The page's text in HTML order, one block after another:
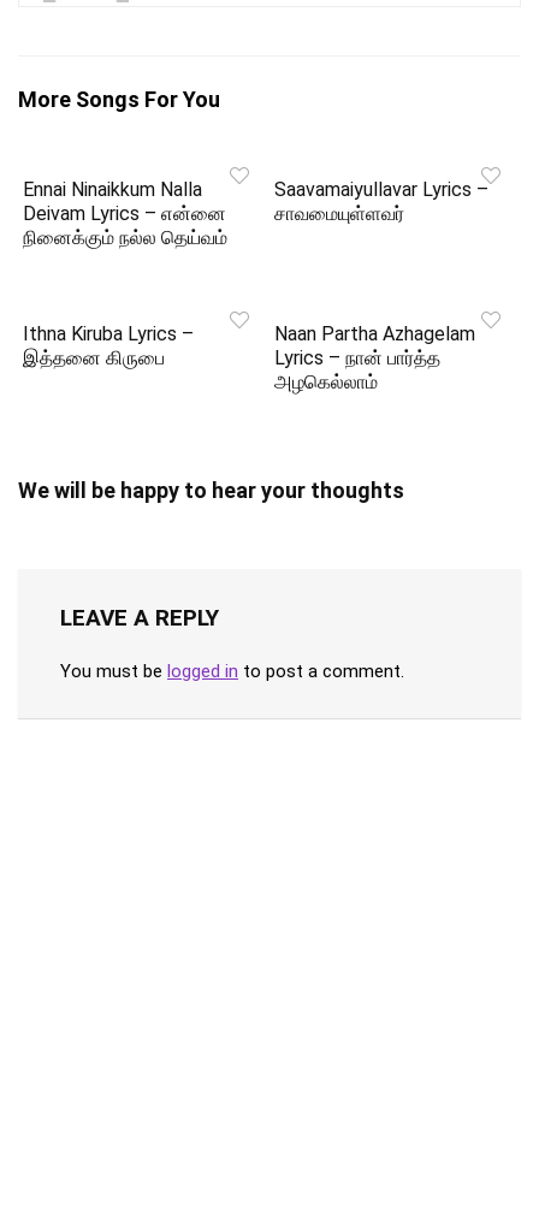
More Songs For You
Ennai Ninaikkum Nalla
Deivam Lyrics – என்னை
நினைக்கும் நல்ல தெய்வம்
Saavamaiyullavar Lyrics –
சாவமையுள்ளவர்
Ithna Kiruba Lyrics –
இத்தனை கிருபை
Naan Partha Azhagelam
Lyrics – நான் பார்த்த
அழகெல்லாம்
We will be happy to hear your thoughts
LEAVE A REPLY
You must be logged in to post a comment.